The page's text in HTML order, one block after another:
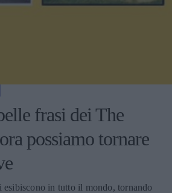
frasi dei The
possiamo tornare
esibiscono in tutto il mondo, tornando